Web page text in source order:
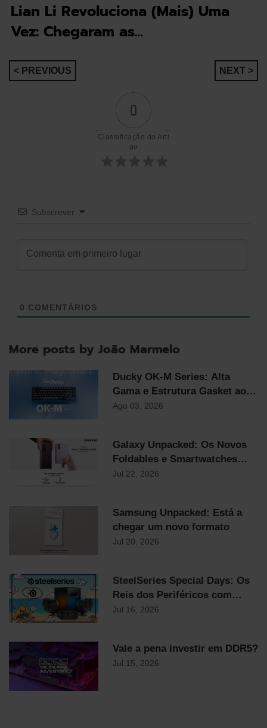
Lian Li Revoluciona (Mais) Uma
Vez: Chegaram as…
Navegação
< PREVIOUS NEXT >
0
Classificação do Arti
go
Subscrever
0 COMENTÁRIOS
More posts by João Marmelo
Ducky OK-M Series: Alta
Gama e Estrutura Gasket ao
Preço Mais Competitivo do
Ago 03, 2026
Galaxy Unpacked: Os Novos
Foldables e Smartwatches
Samsung já chegaram!
Jul 22, 2026
Samsung Unpacked: Está a
chegar um novo formato
Jul 20, 2026
SteelSeries Special Days: Os
Reis dos Periféricos com
Descontos Flash Até
Jul 16, 2026
Vale a pena investir em DDR5?
Jul 15, 2026